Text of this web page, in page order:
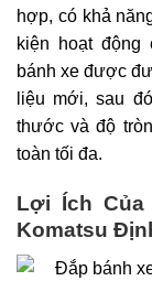
hợp, có khả
kiện hoạt động
bánh xe được
liệu mới, sau
thước và độ
toàn tối đa.
Lợi Ích Của
Komatsu